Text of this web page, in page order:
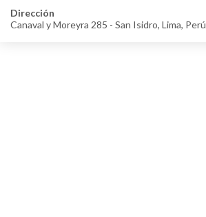
Dirección
Canaval y Moreyra 285 - San Isidro, Lima, Perú